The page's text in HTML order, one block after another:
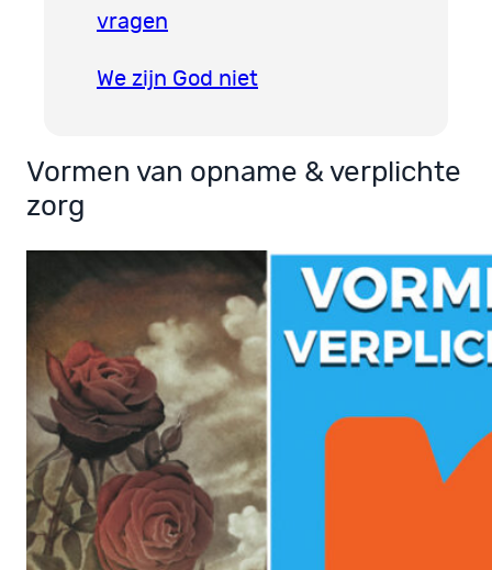
vragen
We zijn God niet
Vormen van opname & verplichte
zorg